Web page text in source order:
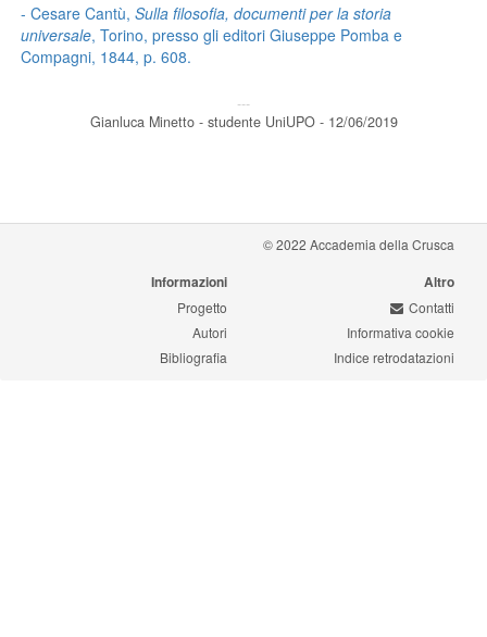
- Cesare Cantù, Sulla filosofia, documenti per la storia
universale, Torino, presso gli editori Giuseppe Pomba e
Compagni, 1844, p. 608.
---
Gianluca Minetto - studente UniUPO - 12/06/2019
© 2022 Accademia della Crusca
Informazioni
Progetto
Autori
Bibliografia
Altro
Contatti
Informativa cookie
Indice retrodatazioni